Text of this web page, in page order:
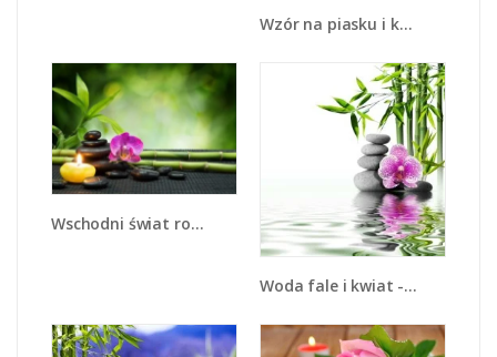
Wzór na piasku i kwiat - K432
Wschodni świat roślin - K696
Woda fale i kwiat - K652